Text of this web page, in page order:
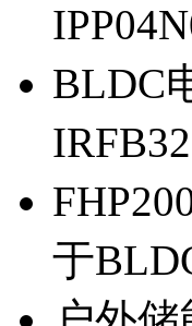
BLDC
于